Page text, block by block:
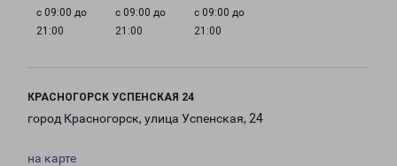
с 09:00 до
21:00
с 09:00 до
21:00
с 09:00 до
21:00
КРАСНОГОРСК УСПЕНСКАЯ 24
город Красногорск, улица Успенская, 24
на карте